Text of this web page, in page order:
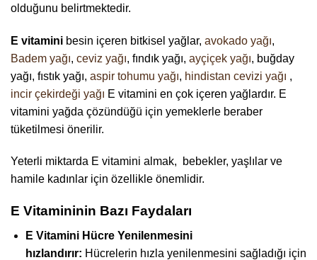
olduğunu belirtmektedir.
E vitamini besin içeren bitkisel yağlar, avokado yağı,
Badem yağı, ceviz yağı, fındık yağı, ayçiçek yağı, buğday
yağı, fıstık yağı, aspir tohumu yağı, hindistan cevizi yağı ,
incir çekirdeği yağı E vitamini en çok içeren yağlardır. E
vitamini yağda çözündüğü için yemeklerle beraber
tüketilmesi önerilir.
Yeterli miktarda E vitamini almak, bebekler, yaşlılar ve
hamile kadınlar için özellikle önemlidir.
E Vitamininin Bazı Faydaları
E Vitamini Hücre Yenilenmesini
hızlandırır: Hücrelerin hızla yenilenmesini sağladığı için